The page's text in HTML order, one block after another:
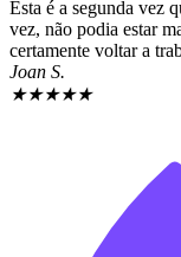
Esta é a segunda vez
vez, não podia estar
certamente voltar a
Joan S.
★★★★★